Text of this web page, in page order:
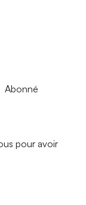
Abonné
pour avoir